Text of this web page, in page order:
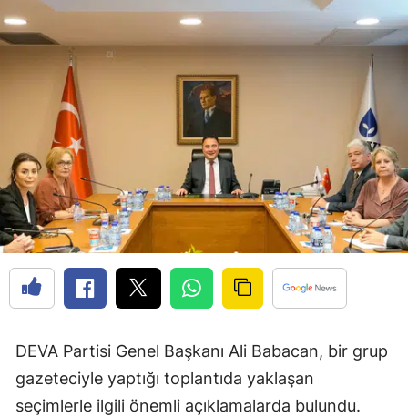
DEVA Partisi Genel Başkanı Ali Babacan, bir grup
gazeteciyle yaptığı toplantıda yaklaşan
seçimlerle ilgili önemli açıklamalarda bulundu.